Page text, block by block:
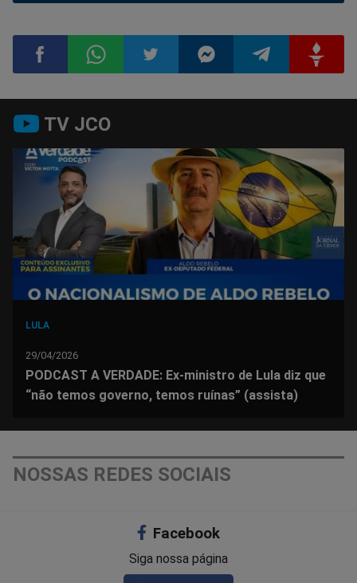
Compartilhar
no
Facebook
no
Whatsapp
no
Twitter
no
Messenger
no
Telegram
no
Gettr
TV JCO
LULA
29/04/2026
PODCAST A VERDADE: Ex-ministro de Lula diz que
“não temos governo, temos ruínas” (assista)
NOSSAS REDES SOCIAIS
Facebook
Siga nossa página